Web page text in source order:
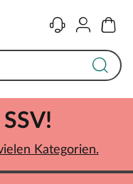
KontaktKonto
Kategorien.